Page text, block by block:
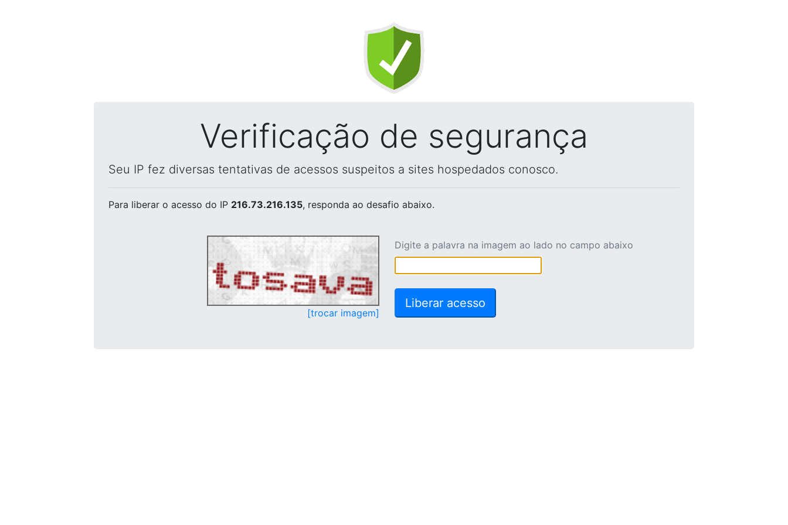
Verificação de segurança
Seu IP fez diversas tentativas de acessos suspeitos a sites hospedados conosco.
Para liberar o acesso do IP 216.73.216.135, responda ao desafio abaixo.
[trocar imagem]
Digite a palavra na imagem ao lado no campo abaixo